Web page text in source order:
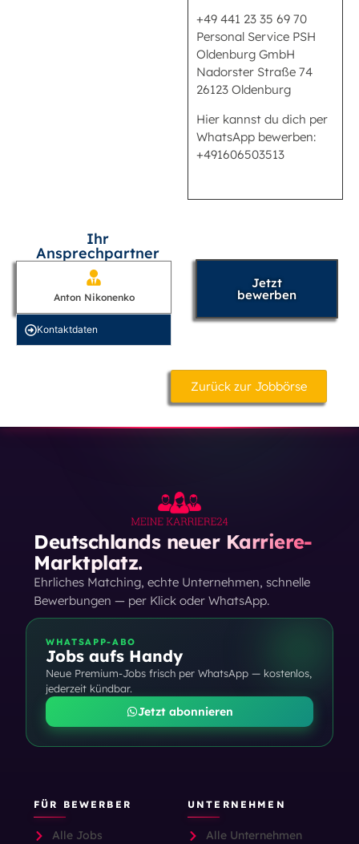
+49 441 23 35 69 70
Personal Service PSH
Oldenburg GmbH
Nadorster Straße 74
26123 Oldenburg
Hier kannst du dich per
WhatsApp bewerben:
+491606503513
Ihr
Ansprechpartner
Anton Nikonenko
Kontakt­daten
Jetzt
bewerben
Zurück zur Jobbörse
Deutschlands neuer Karriere-
Marktplatz.
Ehrliches Matching, echte Unternehmen, schnelle
Bewerbungen — per Klick oder WhatsApp.
WHATSAPP-ABO
Jobs aufs Handy
Neue Premium-Jobs frisch per WhatsApp — kostenlos,
jederzeit kündbar.
Jetzt abonnieren
FÜR BEWERBER
Alle Jobs
UNTERNEHMEN
Alle Unternehmen